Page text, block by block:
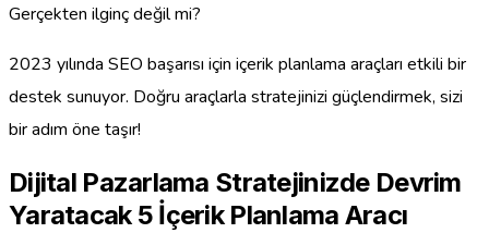
Gerçekten ilginç değil mi?
2023 yılında SEO başarısı için içerik planlama araçları etkili bir
destek sunuyor. Doğru araçlarla stratejinizi güçlendirmek, sizi
bir adım öne taşır!
Dijital Pazarlama Stratejinizde Devrim
Yaratacak 5 İçerik Planlama Aracı